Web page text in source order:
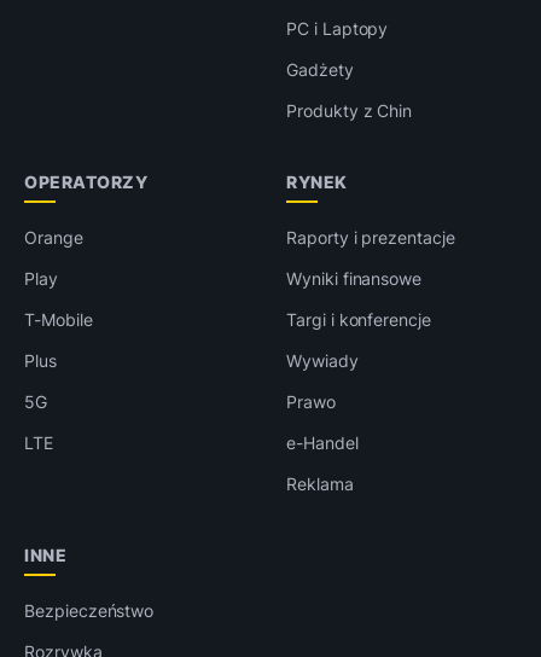
PC i Laptopy
Gadżety
Produkty z Chin
OPERATORZY
Orange
Play
T-Mobile
Plus
5G
LTE
RYNEK
Raporty i prezentacje
Wyniki finansowe
Targi i konferencje
Wywiady
Prawo
e-Handel
Reklama
INNE
Bezpieczeństwo
Rozrywka